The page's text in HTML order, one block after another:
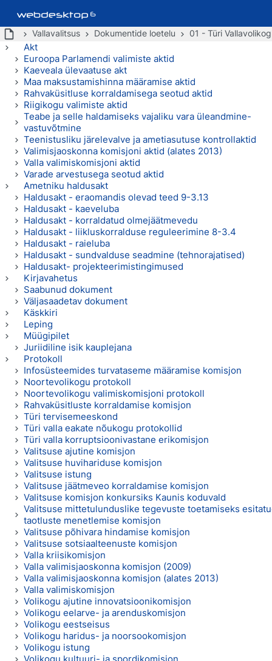
Vallavalitsus Dokumentide loetelu 01 - Türi
Akt
Euroopa Parlamendi valimiste aktid
Kaeveala ülevaatuse akt
Maa maksustamishinna määramise aktid
Rahvaküsitluse korraldamisega seotud aktid
Riigikogu valimiste aktid
Teabe ja selle haldamiseks vajaliku vara üleandmine-
vastuvõtmine
Teenistusliku järelevalve ja ametiasutuse kontrollaktid
Valimisjaoskonna komisjoni aktid (alates 2013)
Valla valimiskomisjoni aktid
Varade arvestusega seotud aktid
Ametniku haldusakt
Haldusakt - eraomandis olevad teed 9-3.13
Haldusakt - kaeveluba
Haldusakt - korraldatud olmejäätmevedu
Haldusakt - liikluskorralduse reguleerimine 8-3.4
Haldusakt - raieluba
Haldusakt - sundvalduse seadmine (tehnorajatised)
Haldusakt- projekteerimistingimused
Kirjavahetus
Saabunud dokument
Väljasaadetav dokument
Käskkiri
Leping
Müügipilet
Juriidiline isik kauplejana
Protokoll
Infosüsteemides turvataseme määramise komisjon
Noortevolikogu protokoll
Noortevolikogu valimiskomisjoni protokoll
Rahvaküsitluste korraldamise komisjon
Türi tervisemeeskond
Türi valla eakate nõukogu protokollid
Türi valla korruptsioonivastane erikomisjon
Valitsuse ajutine komisjon
Valitsuse huvihariduse komisjon
Valitsuse istung
Valitsuse jäätmeveo korraldamise komisjon
Valitsuse komisjon konkursiks Kaunis koduvald
Valitsuse mittetulunduslike tegevuste toetamiseks
taotluste menetlemise komisjon
Valitsuse põhivara hindamise komisjon
Valitsuse sotsiaalteenuste komisjon
Valla kriisikomisjon
Valla valimisjaoskonna komisjon (2009)
Valla valimisjaoskonna komisjon (alates 2013)
Valla valimiskomisjon
Volikogu ajutine innovatsioonikomisjon
Volikogu eelarve- ja arenduskomisjon
Volikogu eestseisus
Volikogu haridus- ja noorsookomisjon
Volikogu istung